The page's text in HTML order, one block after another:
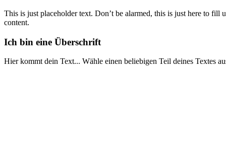
This is just placeholder text. Don’t be alarmed, this is just here to
content.
Ich bin eine Überschrift
Hier kommt dein Text... Wähle einen beliebigen Teil deines Textes